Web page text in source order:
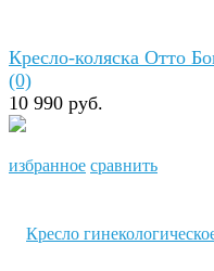
избранное сравнить
Кресло-коляска Отто
(0)
10 990 руб.